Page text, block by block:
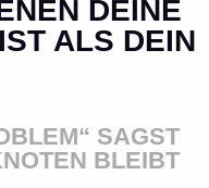
DEINE
ALS DEIN
SAGST
BLEIBT